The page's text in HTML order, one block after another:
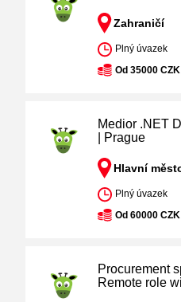
Zahraničí
Plný úvazek
Od 35000
Medior .NET
| Prague
Hlavní
Plný úvazek
Od 60000
Procurement
Remote role